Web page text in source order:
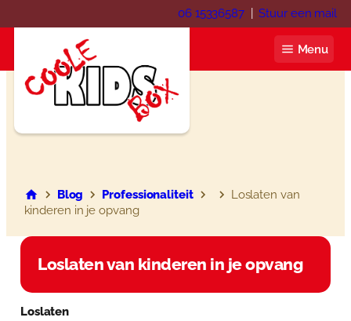
naar
06 15336587|Stuur een mail
Menu
Blog
Webshop
Winkelwagen
Contact
Blog Professionaliteit
Loslaten van
kinderen in je opvang
Loslaten van kinderen in je opvang
Loslaten